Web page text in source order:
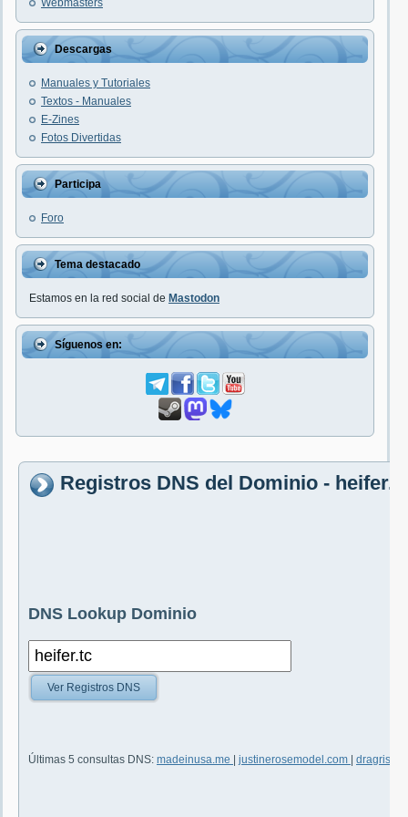
Webmasters
Descargas
Manuales y Tutoriales
Textos - Manuales
E-Zines
Fotos Divertidas
Participa
Foro
Tema destacado
Estamos en la red social de Mastodon
Síguenos en:
Registros DNS del Dominio -
DNS Lookup Dominio
Ver Registros DNS
Últimas 5 consultas DNS: madeinusa.me justinerosemodel.com